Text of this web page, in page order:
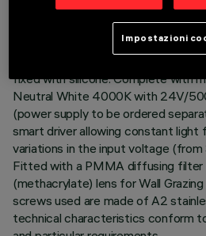
aluminium boy, with zamak die-
silicone seals. Coated with liquid
of weather and UV ray resistance.
fixed with silicone. Complete with
Neutral White 4000K with 24V/
(power supply to be ordered
smart driver allowing constant light
variations in the input voltage
Fitted with a PMMA diffusing filter
(methacrylate) lens for Wall
screws used are made of A2
technical characteristics conform
Impostazioni